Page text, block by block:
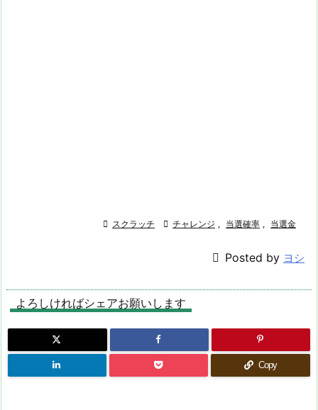
 スクラッチ  チャレンジ , 当選確率 , 当選金
 Posted by ヨシ
よろしければシェアお願いします
Copy